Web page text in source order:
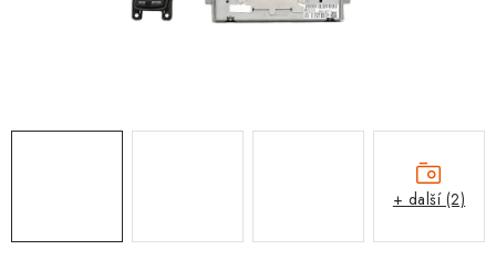
+ další (2)